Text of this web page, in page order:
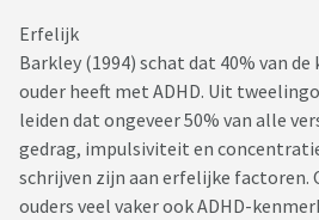
Erfelijk
Barkley (1994) schat dat 40% van
ouder heeft met ADHD. Uit
leiden dat ongeveer 50% van alle
gedrag, impulsiviteit en
schrijven zijn aan erfelijke factoren.
ouders veel vaker ook ADHD-